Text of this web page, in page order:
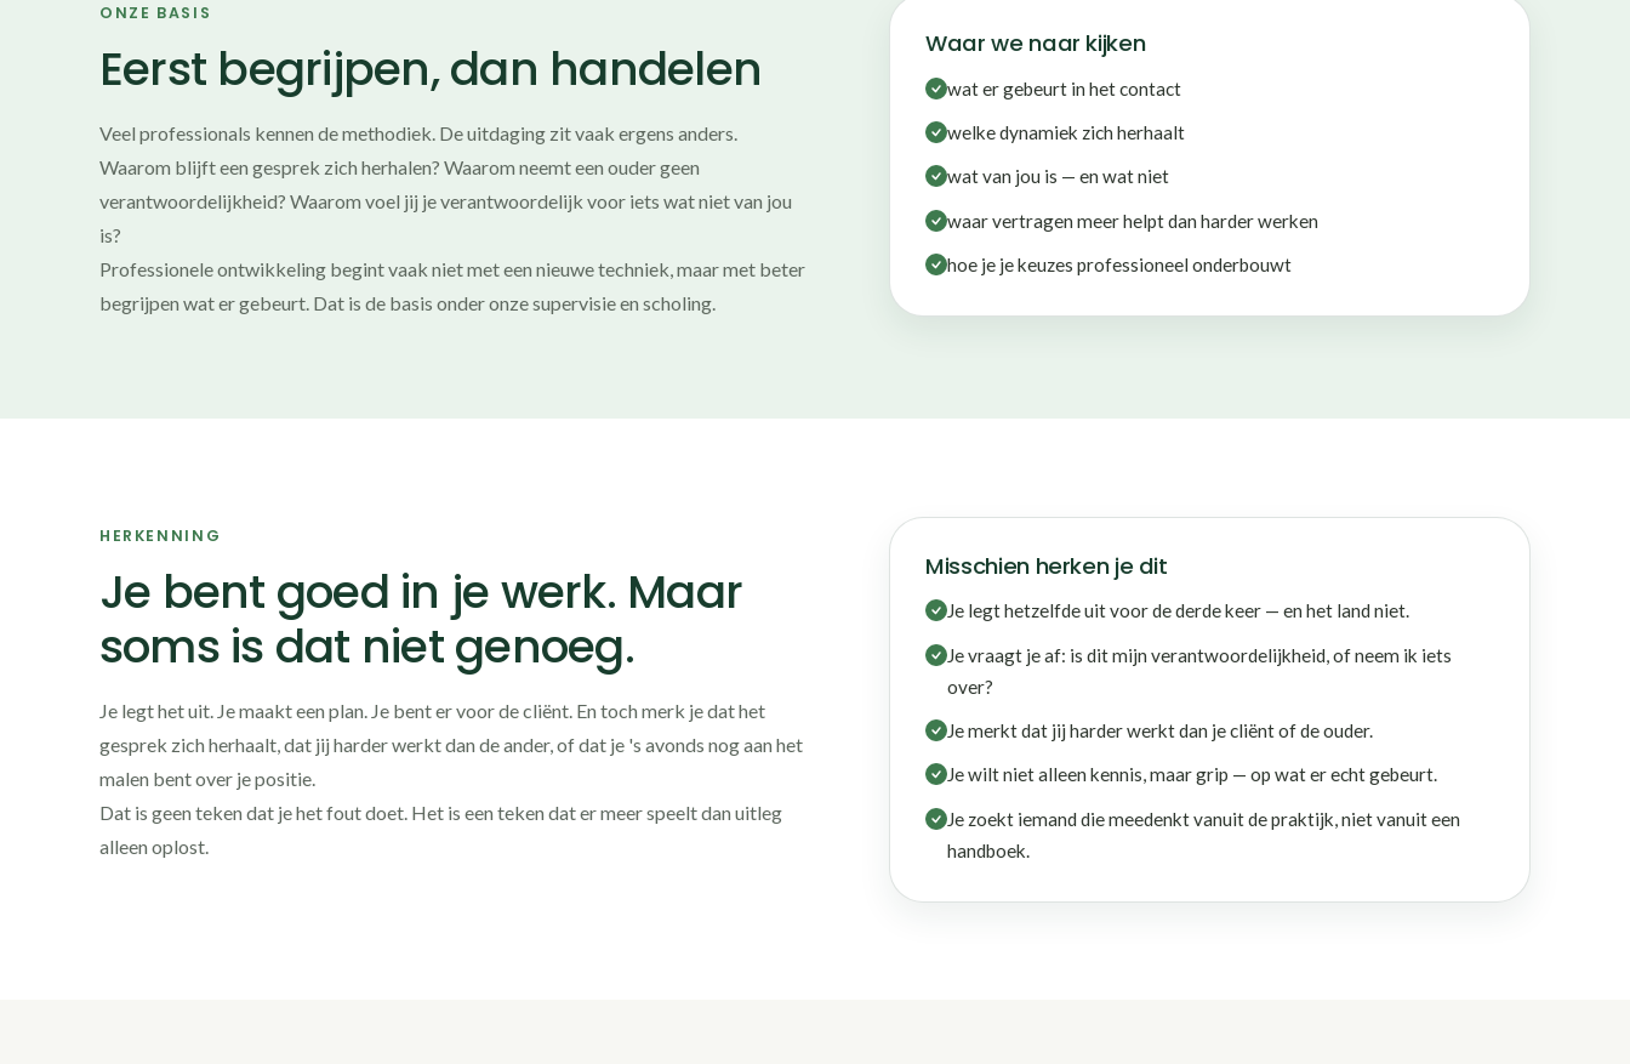
ONZE BASIS
Eerst begrijpen, dan handelen
Veel professionals kennen de methodiek. De uitdaging zit vaak ergens anders.
Waarom blijft een gesprek zich herhalen? Waarom neemt een ouder geen
verantwoordelijkheid? Waarom voel jij je verantwoordelijk voor iets wat niet van jou
is?
Professionele ontwikkeling begint vaak niet met een nieuwe techniek, maar met beter
begrijpen wat er gebeurt. Dat is de basis onder onze supervisie en scholing.
Waar we naar kijken
wat er gebeurt in het contact
welke dynamiek zich herhaalt
wat van jou is — en wat niet
waar vertragen meer helpt dan harder werken
hoe je je keuzes professioneel onderbouwt
HERKENNING
Je bent goed in je werk. Maar
soms is dat niet genoeg.
Je legt het uit. Je maakt een plan. Je bent er voor de cliënt. En toch merk je dat het
gesprek zich herhaalt, dat jij harder werkt dan de ander, of dat je 's avonds nog aan het
malen bent over je positie.
Dat is geen teken dat je het fout doet. Het is een teken dat er meer speelt dan uitleg
alleen oplost.
Misschien herken je dit
Je legt hetzelfde uit voor de derde keer — en het land niet.
Je vraagt je af: is dit mijn verantwoordelijkheid, of neem ik iets
over?
Je merkt dat jij harder werkt dan je cliënt of de ouder.
Je wilt niet alleen kennis, maar grip — op wat er echt gebeurt.
Je zoekt iemand die meedenkt vanuit de praktijk, niet vanuit een
handboek.